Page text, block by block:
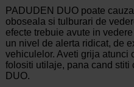
PADUDEN DUO poate
oboseala si tulburari de
efecte trebuie avute in
un nivel de alerta ridicat, de
vehiculelor. Aveti grija atunci
folositi utilaje, pana cand stiti
DUO.